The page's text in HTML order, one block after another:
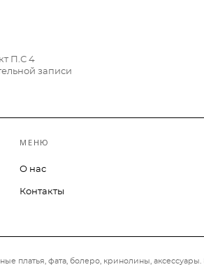
П.С 4
записи
МЕНЮ
О нас
Контакты
платья, фата, болеро, кринолины, аксессуары.